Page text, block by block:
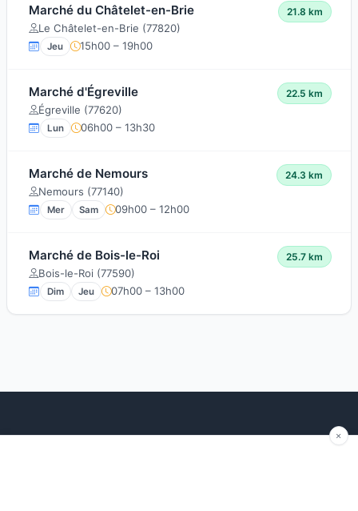
Marché du Châtelet-en-Brie
Le Châtelet-en-Brie (77820)
21.8 km
Jeu 15h00 – 19h00
Marché d'Égreville
Égreville (77620)
22.5 km
Lun 06h00 – 13h30
Marché de Nemours
Nemours (77140)
24.3 km
Mer Sam 09h00 – 12h00
Marché de Bois-le-Roi
Bois-le-Roi (77590)
25.7 km
Dim Jeu 07h00 – 13h00
Explorer Blog